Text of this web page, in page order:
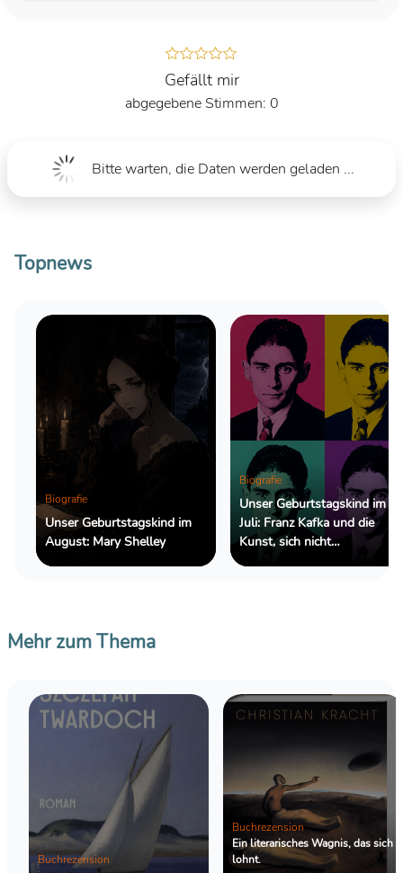
Gefällt mir
0
Bitte warten, die Daten werden geladen ...
Topnews
Biografie
Unser Geburtstagskind im
August: Mary Shelley
Biografie
Unser Geburtstagskind im
Juli: Franz Kafka und die
Kunst, sich nicht
zurechtzufinden
Mehr zum Thema
Buchrezension
Buchrezension
Ein literarisches Wagnis, das sich
lohnt.